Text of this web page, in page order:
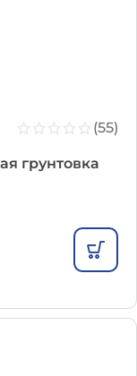
(55)
грунтовка